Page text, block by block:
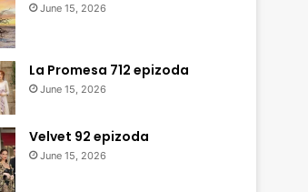
June 15, 2026
La Promesa 712 epizoda
June 15, 2026
Velvet 92 epizoda
June 15, 2026